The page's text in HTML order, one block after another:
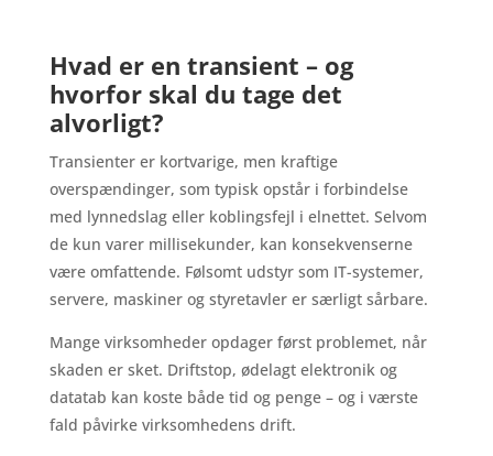
Hvad er en transient – og
hvorfor skal du tage det
alvorligt?
Transienter er kortvarige, men kraftige
overspændinger, som typisk opstår i forbindelse
med lynnedslag eller koblingsfejl i elnettet. Selvom
de kun varer millisekunder, kan konsekvenserne
være omfattende. Følsomt udstyr som IT-systemer,
servere, maskiner og styretavler er særligt sårbare.
Mange virksomheder opdager først problemet, når
skaden er sket. Driftstop, ødelagt elektronik og
datatab kan koste både tid og penge – og i værste
fald påvirke virksomhedens drift.